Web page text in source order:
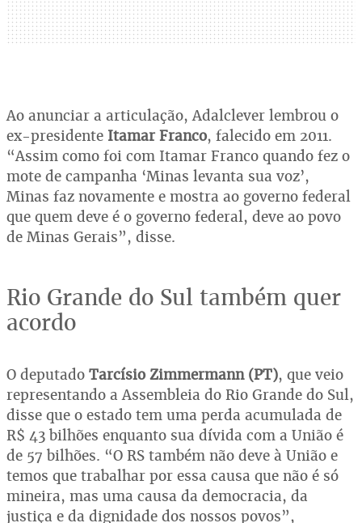
Ao anunciar a articulação, Adalclever lembrou o
ex-presidente Itamar Franco, falecido em 2011.
“Assim como foi com Itamar Franco quando fez o
mote de campanha ‘Minas levanta sua voz’,
Minas faz novamente e mostra ao governo federal
que quem deve é o governo federal, deve ao povo
de Minas Gerais”, disse.
Rio Grande do Sul também quer
acordo
O deputado Tarcísio Zimmermann (PT), que veio
representando a Assembleia do Rio Grande do Sul,
disse que o estado tem uma perda acumulada de
R$ 43 bilhões enquanto sua dívida com a União é
de 57 bilhões. “O RS também não deve à União e
temos que trabalhar por essa causa que não é só
mineira, mas uma causa da democracia, da
justiça e da dignidade dos nossos povos”,